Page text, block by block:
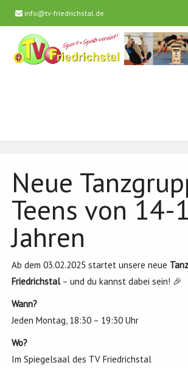
info@tv-friedrichstal.de
Neue
Teens von 14-
Jahren
Ab dem 03.02.2025 startet unsere neue
Friedrichstal– und du kannst dabei sein! 🎉
Wann?
Jeden Montag, 18:30 – 19:30 Uhr
Wo?
Im Spiegelsaal des TV Friedrichstal